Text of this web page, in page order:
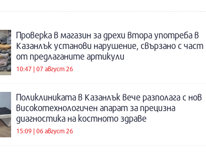
Проверка в магазин за дрехи втора употреба в
Казанлък установи нарушение, свързано с част
от предлаганите артикули
10:47 | 07 август 26
Поликлиниката в Казанлък вече разполага с нов
високотехнологичен апарат за прецизна
диагностика на костното здраве
15:09 | 06 август 26